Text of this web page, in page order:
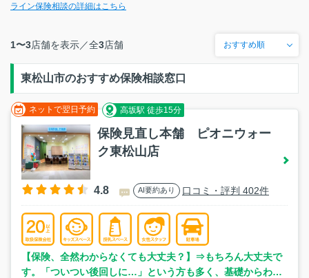
ライン保険相談の詳細はこちら
1〜3店舗を表示／全3店舗
東松山市のおすすめ保険相談窓口
ネットで翌日予約 高坂駅 徒歩15分
保険見直し本舗 ピオニウォー
ク東松山店
4.8 AI要約あり 口コミ・評判 402件
【保険、全然わからなくても大丈夫？】⇒もちろん大丈夫で
す。「ついつい後回しに…」という方も多く、基礎からわか